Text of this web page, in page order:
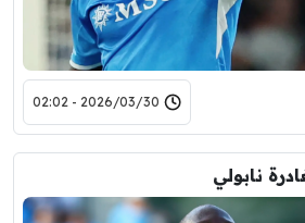
2026/03/30 - 02:02
نابولي